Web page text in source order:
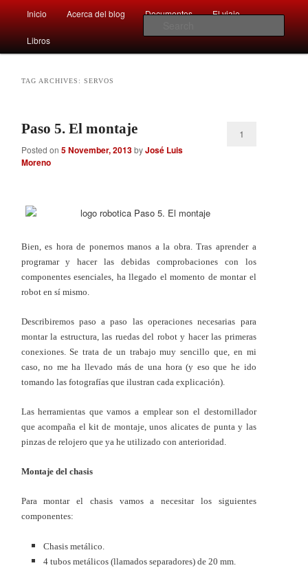
Afán por saber
nos rodea
Main
menu
Skip
to
Skip
to
Inicio Acerca del blog Documentos El viaje …
Libros
TAG ARCHIVES: SERVOS
Paso 5. El montaje
Posted on 5 November, 2013byJosé Luis
Moreno
1
Bien, es hora de ponernos manos a la obra. Tras aprender a
programar y hacer las debidas comprobaciones con los
componentes esenciales, ha llegado el momento de montar el
robot en sí mismo.
Describiremos paso a paso las operaciones necesarias para
montar la estructura, las ruedas del robot y hacer las primeras
conexiones. Se trata de un trabajo muy sencillo que, en mi
caso, no me ha llevado más de una hora (y eso que he ido
tomando las fotografías que ilustran cada explicación).
Las herramientas que vamos a emplear son el destornillador
que acompaña el kit de montaje, unos alicates de punta y las
pinzas de relojero que ya he utilizado con anterioridad.
Montaje del chasis
Para montar el chasis vamos a necesitar los siguientes
componentes:
Chasis metálico.
4 tubos metálicos (llamados separadores) de 20 mm.